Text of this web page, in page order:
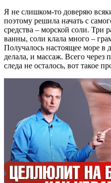
Я не слишком-то доверяю
поэтому решила начать с
средства – морской соли. Три
ванны, соли клала много –
Получалось настоящее море
делала, и массаж. Всего через
следа не осталось, вот такое